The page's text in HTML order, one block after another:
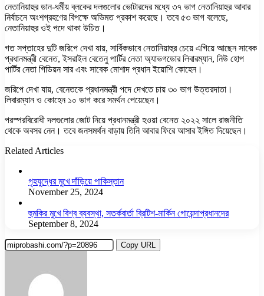
নেতানিয়াহুর ডান-ধর্মীয় ব্লকের দলগুলোর ভোটারদের মধ্যে ৩৭ ভাগ নেতানিয়াহুর আবার
নির্বাচনে অংশগ্রহণের বিপক্ষে অভিমত প্রকাশ করেছে। তবে ৫৩ ভাগ বলেছে,
নেতানিয়াহুর ওই পদে থাকা উচিত।
গত সপ্তাহের দুটি জরিপে দেখা যায়, সার্বিকভাবে নেতানিয়াহুর চেয়ে এগিয়ে আছেন সাবেক
প্রধানমন্ত্রী বেনেত, ইসরাইল বেতেনু পার্টির নেতা অ্যাভগডোর লিবারম্যান, নিউ হোপ
পার্টির নেতা গিডিয়ন সার এবং সাবেক মোশাদ প্রধান ইয়োশি কোহেন।
জরিপে দেখা যায়, বেনেতকে প্রধানমন্ত্রী পদে দেখতে চায় ৩০ ভাগ উত্তরদাতা।
লিবারম্যান ও কোহেন ১০ ভাগ করে সমর্থন পেয়েছেন।
পরস্পরবিরোধী দলগুলোর জোট নিয়ে প্রধানমন্ত্রী হওয়া বেনেত ২০২২ সালে রাজনীতি
থেকে অবসর নেন। তবে জনসমর্থন বাড়ায় তিনি আবার ফিরে আসার ইঙ্গিত দিয়েছেন।
Related Articles
গৃহযুদ্ধের মুখে দাঁড়িয়ে পাকিস্তান
November 25, 2024
হুমকির মুখে বিশ্ব ব্যবস্থা, সতর্কবার্তা ব্রিটিশ-মার্কিন গোয়েন্দাপ্রধানদের
September 8, 2024
Copy URL